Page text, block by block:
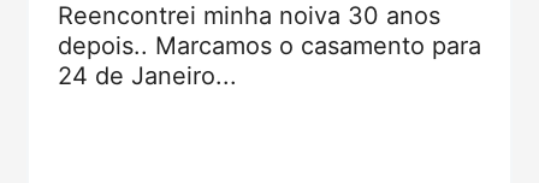
Reencontrei minha noiva 30 anos
depois.. Marcamos o casamento para
24 de Janeiro...